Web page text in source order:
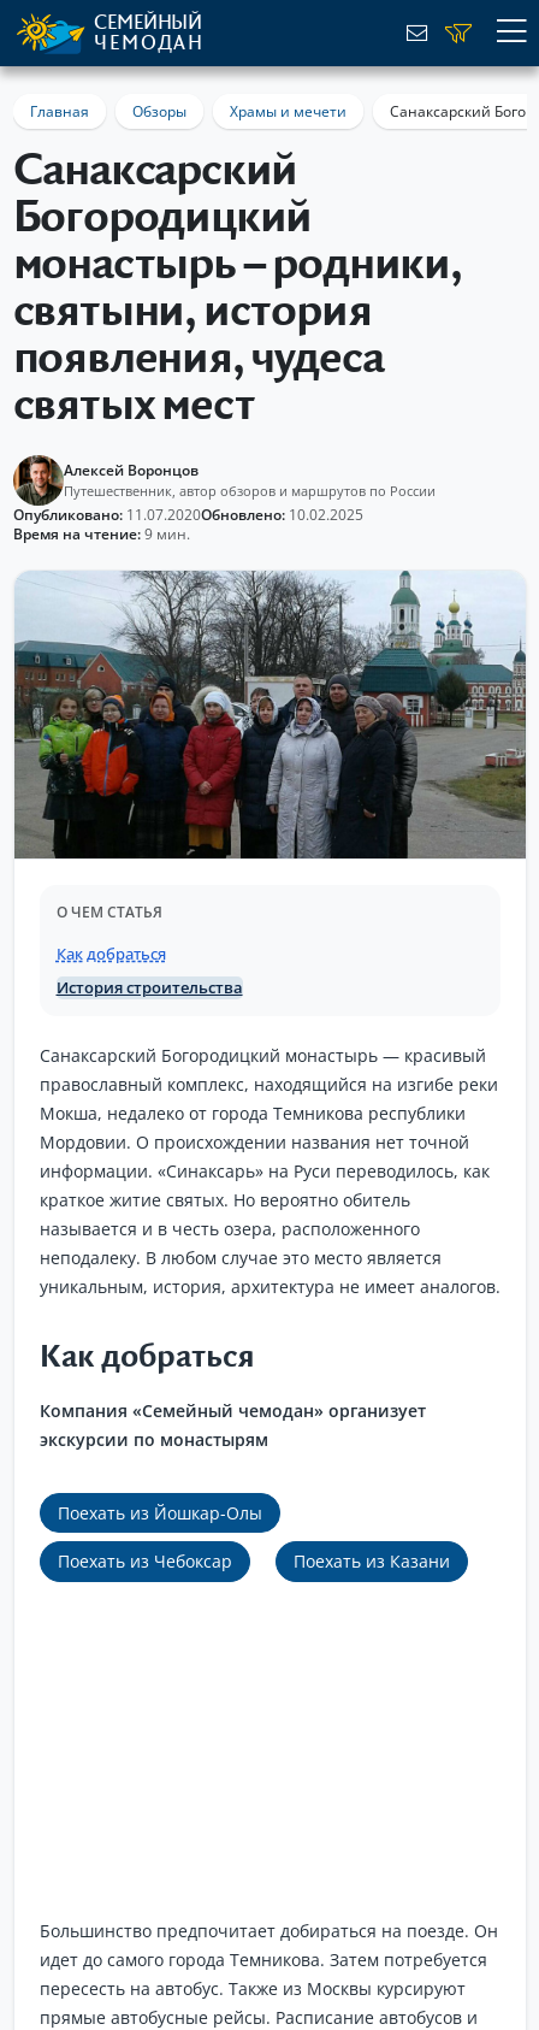
СЕМЕЙНЫЙ
ЧЕМОДАН
Главная Обзоры Храмы и мечети Санаксарский
Санаксарский
Богородицкий
монастырь – родники,
святыни, история
появления, чудеса
святых мест
Алексей Воронцов
Путешественник, автор обзоров и маршрутов по России
Опубликовано:11.07.2020Обновлено:10.02.2025
Время на чтение:9 мин.
Санаксарский Богородицкий монастырь — красивый
православный комплекс, находящийся на изгибе реки
Мокша, недалеко от города Темникова республики
Мордовии. О происхождении названия нет точной
информации. «Синаксарь» на Руси переводилось, как
краткое житие святых. Но вероятно обитель
называется и в честь озера, расположенного
неподалеку. В любом случае это место является
уникальным, история, архитектура не имеет аналогов.
Как добраться
Компания «Семейный чемодан» организует
экскурсии по монастырям
Поехать из Йошкар-Олы
Поехать из Чебоксар Поехать из Казани
Большинство предпочитает добираться на поезде. Он
идет до самого города Темникова. Затем потребуется
пересесть на автобус. Также из Москвы курсируют
прямые автобусные рейсы. Расписание автобусов и
О ЧЕМ СТАТЬЯ
Как добраться
История строительства